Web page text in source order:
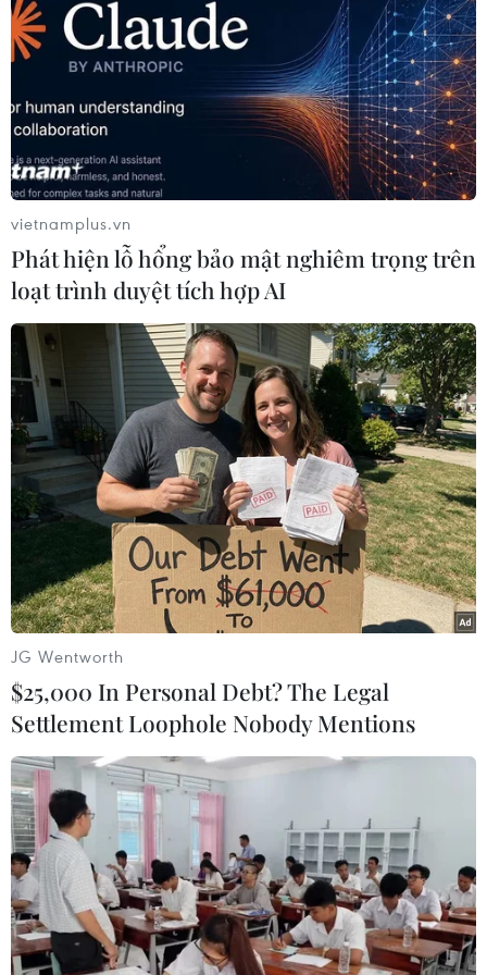
Việt Nam đảm nhận cương vị Chủ tịch Ủy
ban ASEAN-Moskva
21/11/2019 13:07
Đại sứ các nước ASEAN đã chúc mừng Đại sứ Ngô Đức
Mạnh trong vai trò Chủ tịch Ủy ban và bày tỏ ủng hộ
Việt Nam làm tốt vai trò Chủ tịch, giúp thúc đẩy đoàn
kết và quan hệ giữa ASEAN với Nga.
Tổng thống Hàn Quốc kêu gọi ASEAN tăng
vietnamplus.vn
Phát hiện lỗ hổng bảo mật nghiêm trọng trên
loạt trình duyệt tích hợp AI
JG Wentworth
$25,000 In Personal Debt? The Legal
Settlement Loophole Nobody Mentions